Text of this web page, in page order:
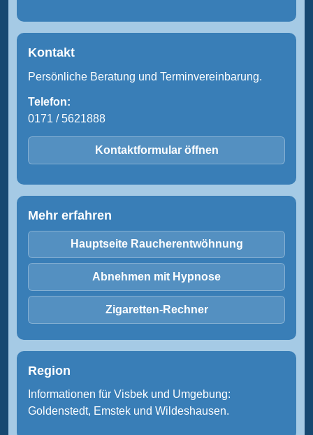
Kontakt
Persönliche Beratung und Terminvereinbarung.
Telefon:
0171 / 5621888
Kontaktformular öffnen
Mehr erfahren
Hauptseite Raucherentwöhnung
Abnehmen mit Hypnose
Zigaretten-Rechner
Region
Informationen für Visbek und Umgebung:
Goldenstedt, Emstek und Wildeshausen.